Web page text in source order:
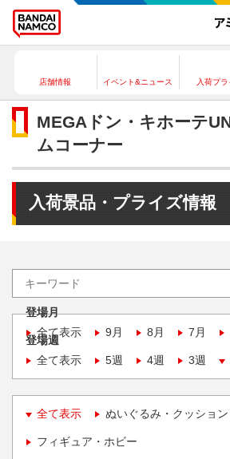
店舗情報 イベント&ニュース 入荷プ
MEGAドン・キホーテ
ムコーナー
入荷景品・プライズ情報
登場月
全て表示
9月 8月 7月
登場週
全て表示
5週 4週 3週
全て表示 ぬいぐるみ・クッション
フィギュア・ホビー